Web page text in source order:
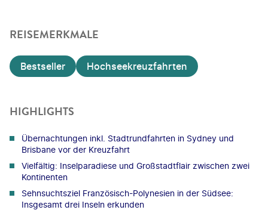
REISEMERKMALE
Bestseller Hochseekreuzfahrten
HIGHLIGHTS
Übernachtungen inkl. Stadtrundfahrten in Sydney und
Brisbane vor der Kreuzfahrt
Vielfältig: Inselparadiese und Großstadtflair zwischen zwei
Kontinenten
Sehnsuchtsziel Französisch-Polynesien in der Südsee:
Insgesamt drei Inseln erkunden